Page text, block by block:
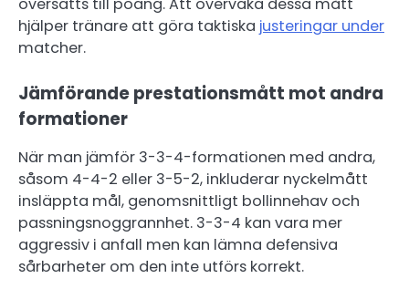
översätts till poäng. Att övervaka dessa mått
hjälper tränare att göra taktiska justeringar under
matcher.
Jämförande prestationsmått mot andra
formationer
När man jämför 3-3-4-formationen med andra,
såsom 4-4-2 eller 3-5-2, inkluderar nyckelmått
insläppta mål, genomsnittligt bollinnehav och
passningsnoggrannhet. 3-3-4 kan vara mer
aggressiv i anfall men kan lämna defensiva
sårbarheter om den inte utförs korrekt.